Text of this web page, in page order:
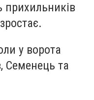
прихильників
у ворота
Семенець та